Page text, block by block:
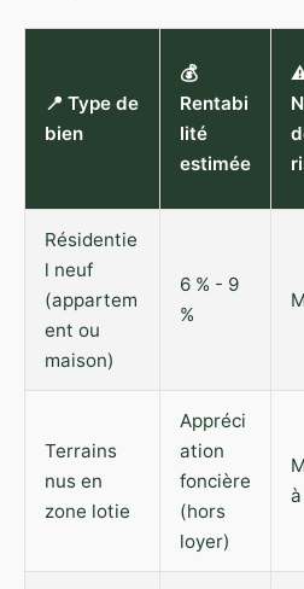
📍 Type de
bien
💰
Rentabi
lité
estimée
Résidentie
l neuf
(appartem
ent ou
maison)
6 % - 9
%
Terrains
nus en
zone lotie
Appréci
ation
foncière
(hors
loyer)